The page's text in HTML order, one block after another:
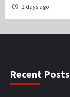
2 days ago
Recent Posts